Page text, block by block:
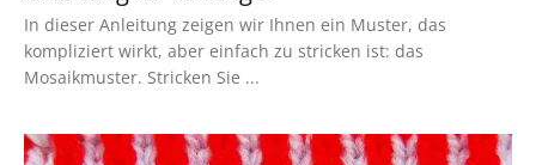
In dieser Anleitung zeigen wir Ihnen ein Muster, das
kompliziert wirkt, aber einfach zu stricken ist: das
Mosaikmuster. Stricken Sie ...